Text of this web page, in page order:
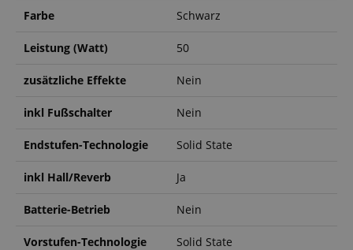
Farbe Schwarz
Leistung (Watt) 50
zusätzliche Effekte Nein
inkl Fußschalter Nein
Endstufen-Technologie Solid State
inkl Hall/Reverb Ja
Batterie-Betrieb Nein
Vorstufen-Technologie Solid State